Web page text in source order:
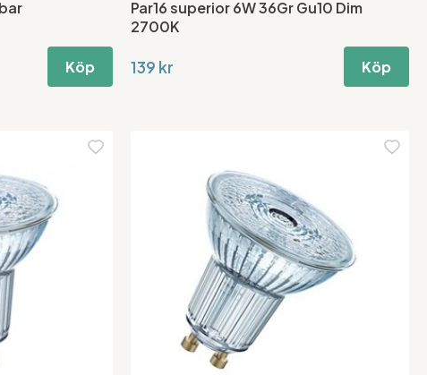
Köp
Par16 superior 6W 36Gr Gu10 Dim
2700K
139 kr Köp